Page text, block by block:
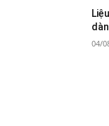
04/